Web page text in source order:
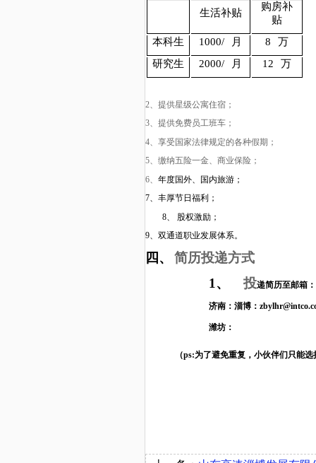
生活补贴
购房补
贴
本科生
1000/ 月 8
万
研究生
2000/ 月 12 万
2 、提供星级公寓住宿；
3、提供免费员工班车；
4 、享受国家法律规定的各种假期；
5、缴纳五险一金、商业保险；
6
年度国外、国内旅游；
7、丰厚节日福利；
8、 股权激励；
9、双通道职业发展体系。
四、
简历投递方式
1、
投递简历至邮箱：
济南： 淄博：
潍坊：
（ps:为了避免重复，小伙伴们只能